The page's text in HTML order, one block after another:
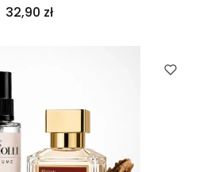
Cena
32,90 zł